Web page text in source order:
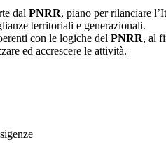
dal PNRR, piano per rilanciare
territoriali e generazionali.
con le logiche del PNRR, al
ed accrescere le attività.